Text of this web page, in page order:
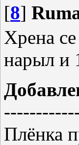
[8]
Хрена
нарыл и
Плёнка